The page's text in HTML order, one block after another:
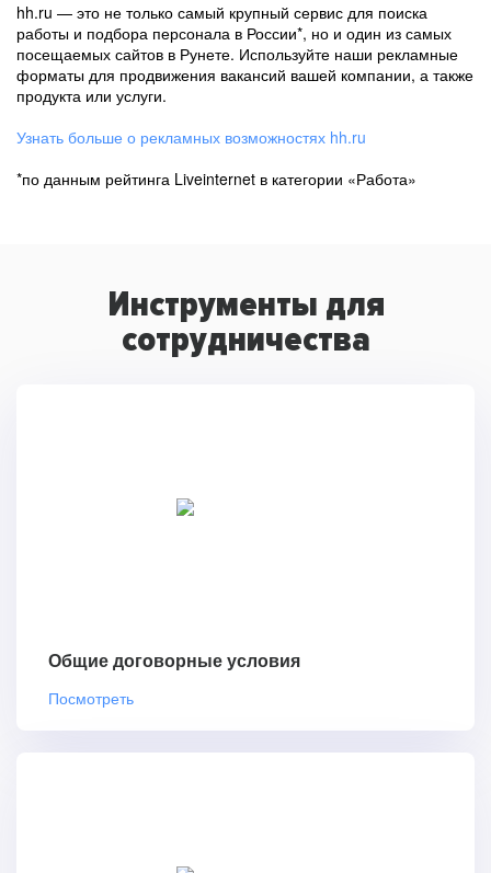
hh.ru — это не только самый крупный сервис для поиска
работы и подбора персонала в России*, но и один из самых
посещаемых сайтов в Рунете. Используйте наши рекламные
форматы для продвижения вакансий вашей компании, а также
продукта или услуги.
Узнать больше о рекламных возможностях hh.ru
*по данным рейтинга Liveinternet в категории «Работа»
Инструменты для
сотрудничества
Общие договорные условия
Посмотреть